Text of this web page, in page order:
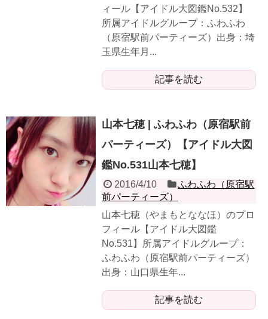
ィール【アイドル大図鑑No.532】
所属アイドルグループ：ふわふわ
（原宿駅前パーティーズ）出身：埼
玉県生年月...
記事を読む
山本七穂 | ふわふわ（原宿駅前
パーティーズ）【アイドル大図
鑑No.531山本七穂】
2016/4/10
ふわふわ（原宿駅
前パーティーズ）
山本七穂（やまもとななほ）のプロ
フィール【アイドル大図鑑
No.531】所属アイドルグループ：
ふわふわ（原宿駅前パーティーズ）
出身：山口県生年...
記事を読む